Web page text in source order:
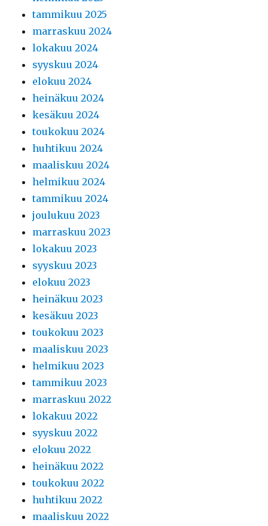
tammikuu 2025
marraskuu 2024
lokakuu 2024
syyskuu 2024
elokuu 2024
heinäkuu 2024
kesäkuu 2024
toukokuu 2024
huhtikuu 2024
maaliskuu 2024
helmikuu 2024
tammikuu 2024
joulukuu 2023
marraskuu 2023
lokakuu 2023
syyskuu 2023
elokuu 2023
heinäkuu 2023
kesäkuu 2023
toukokuu 2023
maaliskuu 2023
helmikuu 2023
tammikuu 2023
marraskuu 2022
lokakuu 2022
syyskuu 2022
elokuu 2022
heinäkuu 2022
toukokuu 2022
huhtikuu 2022
maaliskuu 2022